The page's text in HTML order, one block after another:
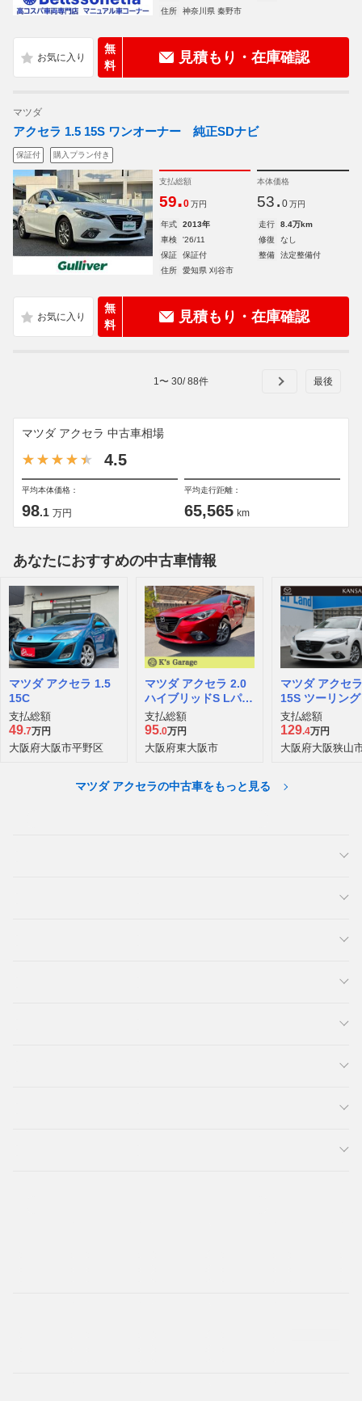
住所
神奈川県 秦野市
無
料
見積もり・在庫確認
マツダ
アクセラ 1.5 15S ワンオーナー 純正SDナビ
保証付 購入プラン付き
支払総額
59.0 万円
本体価格
53. 0 万円
年式 2013年 走行
8.4万km
車検
'26/11 修復
なし
保証
保証付 整備
法定整備付
住所
愛知県 刈谷市
無
料
見積もり・在庫確認
1 〜 30/88件
マツダ アクセラ 中古車相場
4.5
平均本体価格：
98.1 万円
平均走行距離：
65,565 km
あなたにおすすめの中古車情報
マツダ アクセラ 1.5
15C
支払総額
49.7万円
大阪府大阪市平野区
マツダ アクセラ 2.0
ハイブリッドS Lパッ
ケージ
支払総額
95.0万円
大阪府東大阪市
マツダ アクセ
15S ツーリング
支払総額
129.4万円
大阪府大阪狭山
マツダ アクセラの中古車をもっと見る